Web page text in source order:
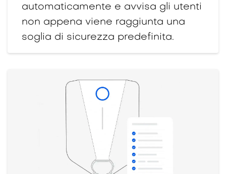
automaticamente e avvisa gli utenti
non appena viene raggiunta una
soglia di sicurezza predefinita.